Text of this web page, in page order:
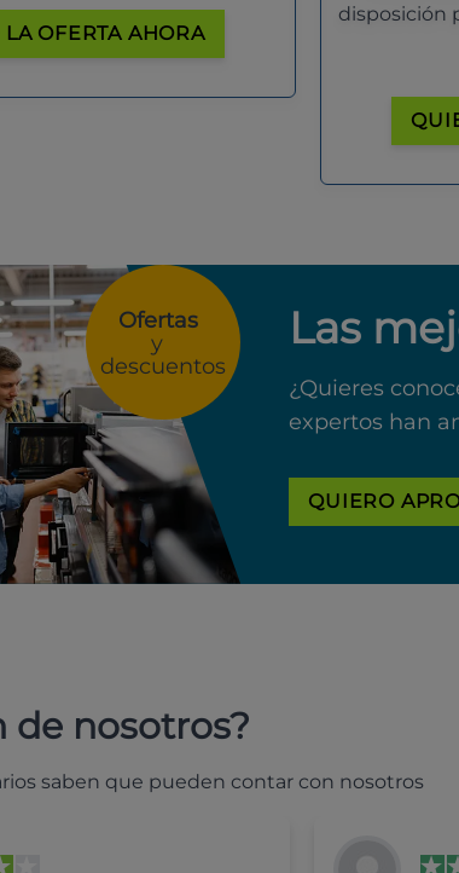
OFERTA AHORA
disposición
Ofertas
y
descuentos
Las
¿Quieres
expertos han
QUIERO
de nosotros?
saben que pueden contar con nosotros